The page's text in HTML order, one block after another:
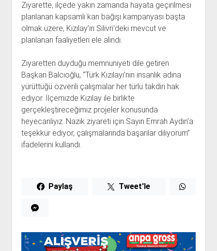
Ziyarette, ilçede yakın zamanda hayata geçirilmesi
planlanan kapsamlı kan bağışı kampanyası başta
olmak üzere, Kızılay’ın Silivri’deki mevcut ve
planlanan faaliyetleri ele alındı.
Ziyaretten duyduğu memnuniyeti dile getiren
Başkan Balcıoğlu, “Türk Kızılayı’nın insanlık adına
yürüttüğü özverili çalışmalar her türlü takdiri hak
ediyor. İlçemizde Kızılay ile birlikte
gerçekleştireceğimiz projeler konusunda
heyecanlıyız. Nazik ziyareti için Sayın Emrah Aydın’a
teşekkür ediyor, çalışmalarında başarılar diliyorum”
ifadelerini kullandı.
Paylaş Tweet'le